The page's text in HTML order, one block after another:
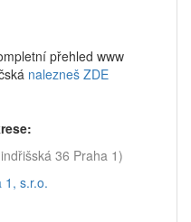
přehled www
nalezneš ZDE
36 Praha 1)
1, s.r.o.